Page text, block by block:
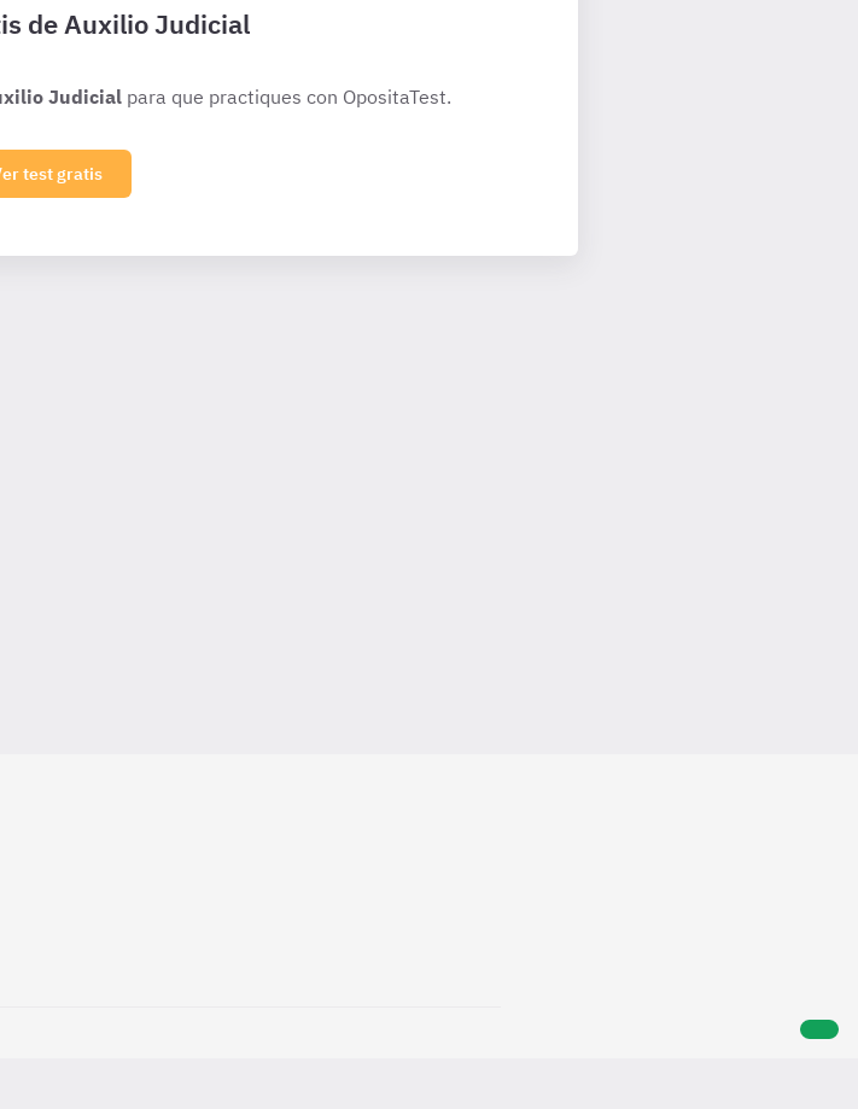
de Auxilio Judicial
Judicialpara que practiques con OpositaTest.
test gratis